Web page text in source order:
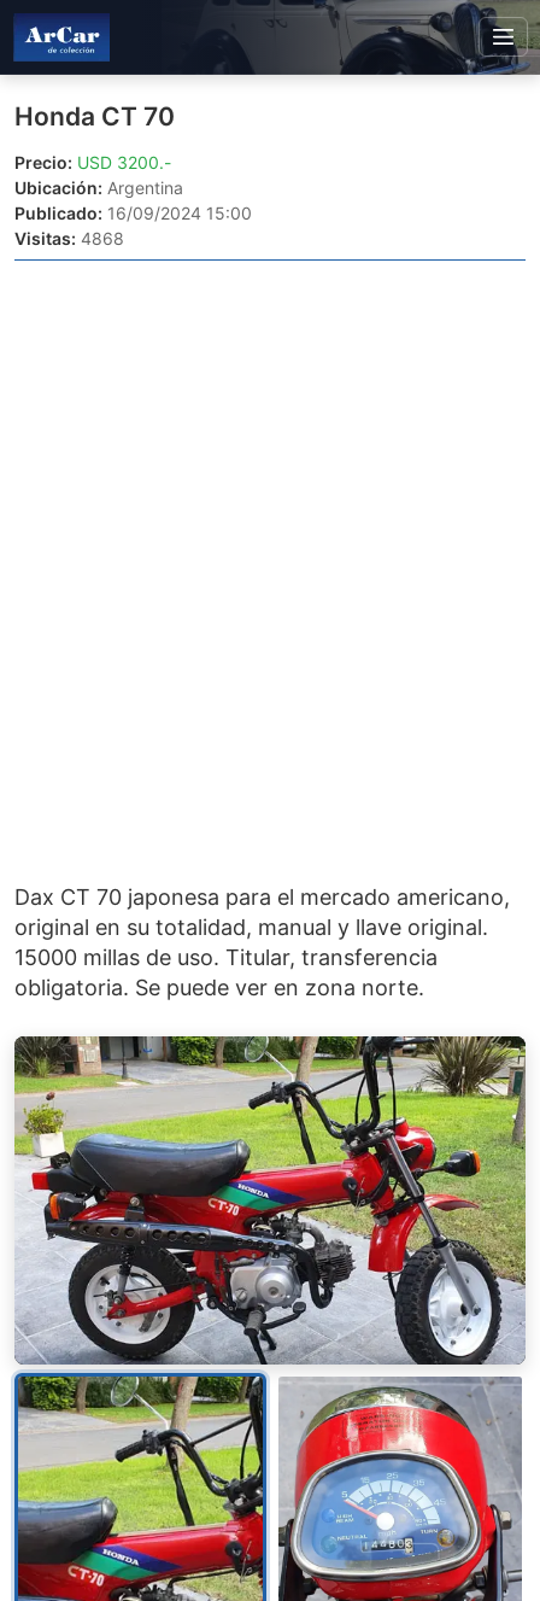
Honda CT 70
Precio: USD 3200.-
Ubicación: Argentina
Publicado: 16/09/2024 15:00
Visitas: 4868
Dax CT 70 japonesa para el mercado americano,
original en su totalidad, manual y llave original.
15000 millas de uso. Titular, transferencia